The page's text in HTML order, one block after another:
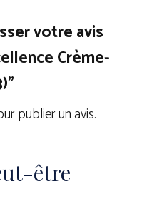
votre avis
Crème-
publier un avis.
être